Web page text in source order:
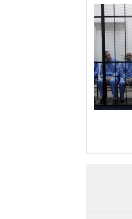
美军